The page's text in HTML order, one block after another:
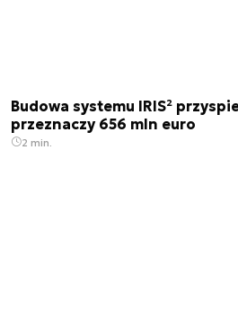
Budowa systemu IRIS²
przeznaczy 656 mln euro
2 min.